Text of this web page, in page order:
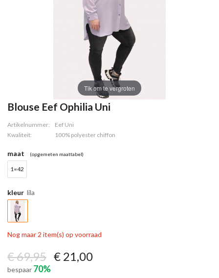
Tik om te vergroten
Blouse Eef Ophilia Uni
Artikelnummer:
Eef Uni
Kwaliteit:
100% polyester chiffon
maat (opgemeten maattabel)
1=42
kleur lila
Nog maar 2 item(s) op voorraad
€ 69,95 € 21,00
bespaar 70%